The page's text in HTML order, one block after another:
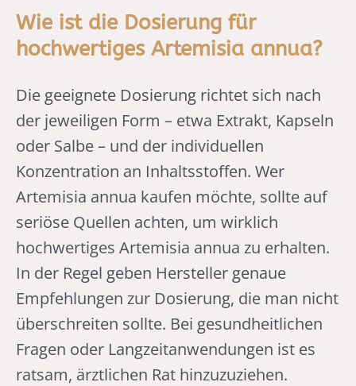
Wie ist die Dosierung für
hochwertiges Artemisia annua?
Die geeignete Dosierung richtet sich nach
der jeweiligen Form – etwa Extrakt, Kapseln
oder Salbe – und der individuellen
Konzentration an Inhaltsstoffen. Wer
Artemisia annua kaufen möchte, sollte auf
seriöse Quellen achten, um wirklich
hochwertiges Artemisia annua zu erhalten.
In der Regel geben Hersteller genaue
Empfehlungen zur Dosierung, die man nicht
überschreiten sollte. Bei gesundheitlichen
Fragen oder Langzeitanwendungen ist es
ratsam, ärztlichen Rat hinzuzuziehen.